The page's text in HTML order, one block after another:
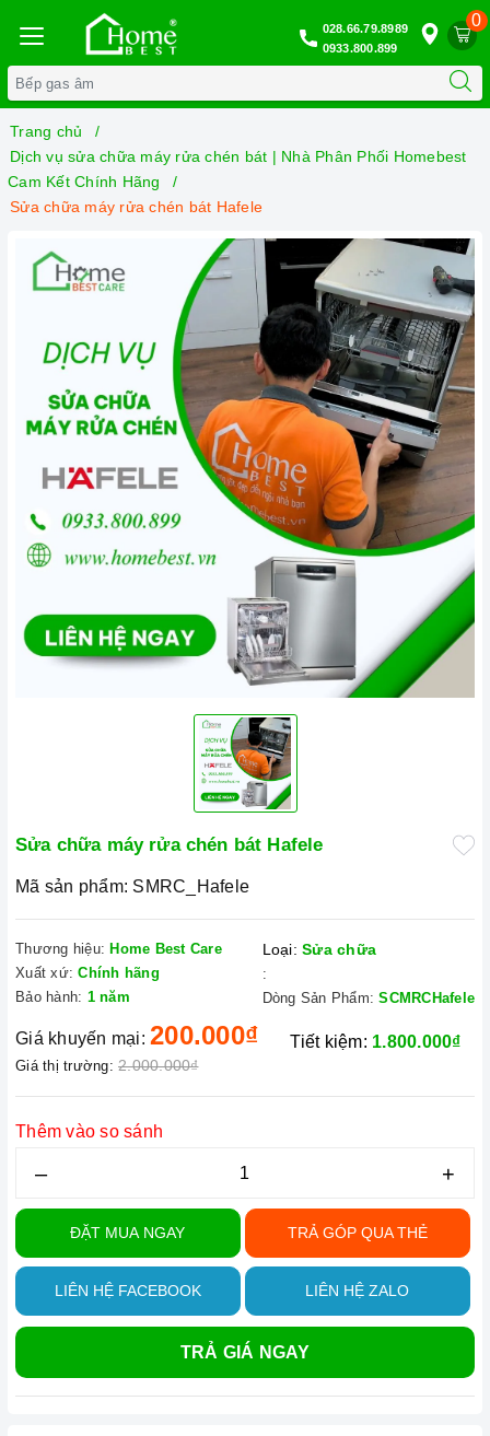
0
028.66.79.8989
0933.800.899
Trang chủ
Dịch vụ sửa chữa máy rửa chén bát | Nhà Phân Phối Homebest
Cam Kết Chính Hãng
Sửa chữa máy rửa chén bát Hafele
Sửa chữa máy rửa chén bát Hafele
Mã sản phẩm: SMRC_Hafele
Thương hiệu: Home Best Care
Xuất xứ: Chính hãng
Bảo hành: 1 năm
Loại: Sửa chữa
:
Dòng Sản Phẩm: SCMRCHafele
Giá khuyến mại: 200.000₫
Giá thị trường: 2.000.000₫
Tiết kiệm: 1.800.000₫
Thêm vào so sánh
– +
ĐẶT MUA NGAY TRẢ GÓP QUA THẺ
LIÊN HỆ FACEBOOK LIÊN HỆ ZALO
TRẢ GIÁ NGAY